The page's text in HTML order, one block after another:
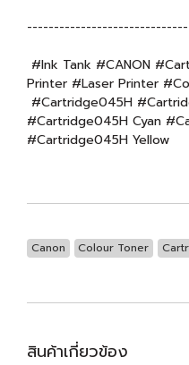
#Ink Tank #CANON
Printer #Laser Printer
#Cartridge045H
#Cartridge045H Cyan
#Cartridge045H Yellow
Canon Colour Toner
สินค้าเกี่ยวข้อง